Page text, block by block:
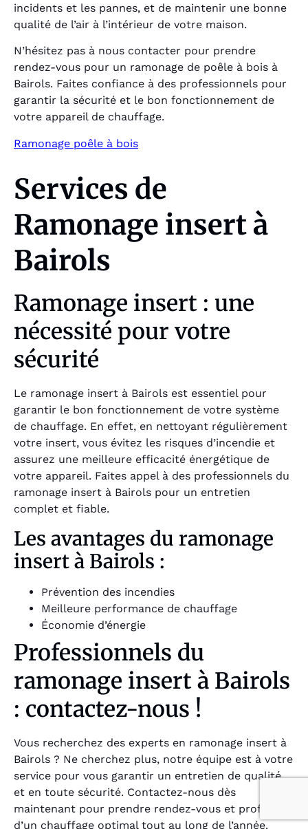
incidents et les pannes, et de maintenir une bonne
qualité de l’air à l’intérieur de votre maison.
N’hésitez pas à nous contacter pour prendre
rendez-vous pour un ramonage de poêle à bois à
Bairols. Faites confiance à des professionnels pour
garantir la sécurité et le bon fonctionnement de
votre appareil de chauffage.
Ramonage poêle à bois
Services de
Ramonage insert à
Bairols
Ramonage insert : une
nécessité pour votre
sécurité
Le ramonage insert à Bairols est essentiel pour
garantir le bon fonctionnement de votre système
de chauffage. En effet, en nettoyant régulièrement
votre insert, vous évitez les risques d’incendie et
assurez une meilleure efficacité énergétique de
votre appareil. Faites appel à des professionnels du
ramonage insert à Bairols pour un entretien
complet et fiable.
Les avantages du ramonage
insert à Bairols :
Prévention des incendies
Meilleure performance de chauffage
Économie d’énergie
Professionnels du
ramonage insert à Bairols
: contactez-nous !
Vous recherchez des experts en ramonage insert à
Bairols ? Ne cherchez plus, notre équipe est à votre
service pour vous garantir un entretien de qualité
et en toute sécurité. Contactez-nous dès
maintenant pour prendre rendez-vous et profiter
d’un chauffage optimal tout au long de l’année.